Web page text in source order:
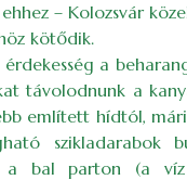
– Kolozsvár
kötődik.
a
távolodnunk a
említett hídtól,
szikladarabok
bal parton (a víz